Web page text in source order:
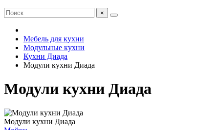
×
Мебель для кухни
Модульные кухни
Кухни Диада
Модули кухни Диада
Модули кухни Диада
Модули кухни Диада